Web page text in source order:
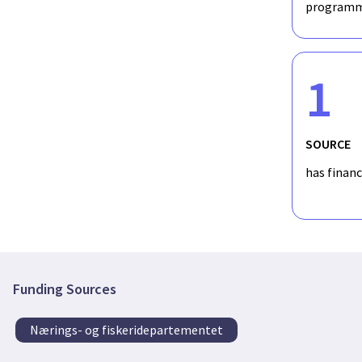
1
SOURCE
has
Funding Sources
Nærings- og fiskeridepartementet